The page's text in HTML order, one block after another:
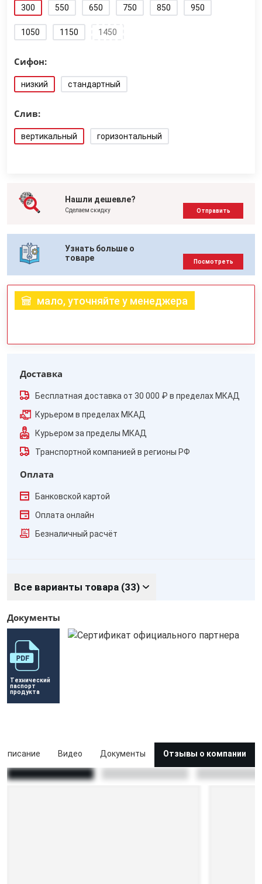
300 550 650 750 850 950
1050 1150 1450
Сифон:
низкий стандартный
Слив:
вертикальный горизонтальный
Нашли дешевле?
Сделаем скидку Отправить
Узнать больше о
товаре
Посмотреть
мало, уточняйте у менеджера
Доставка
Бесплатная доставка от 30 000 ₽ в пределах МКАД
Курьером в пределах МКАД
Курьером за пределы МКАД
Транспортной компанией в регионы РФ
Оплата
Банковской картой
Оплата онлайн
Безналичный расчёт
Все варианты товара (33)
Документы
Технический
паспорт
продукта
Описание Видео Документы Отзывы о компании